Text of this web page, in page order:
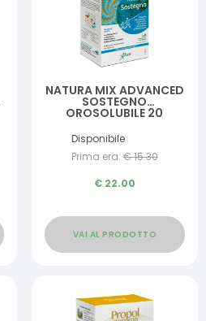
NATURA MIX ADVANCED
SOSTEGNO
OROSOLUBILE 20
Disponibile
Prima era: €15.30
€ 22.00
VAI AL PRODOTTO